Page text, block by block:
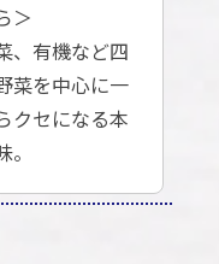
＞
、有機など四
菜を中心に一
クセになる本